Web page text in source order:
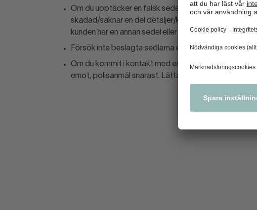
Om du upptäcker en falsk sedel, ta inte emot den.
skadad/saknar en del detaljer/känns annorlunda och
kunden har en annan sedel eller kanske kan betala
Försök inte beslagta sedlarna eller ingripa mot
Om du kommit i kontakt med en falsk sedel,
emot, polisanmäl snarast. Lättast är att polisanmäla